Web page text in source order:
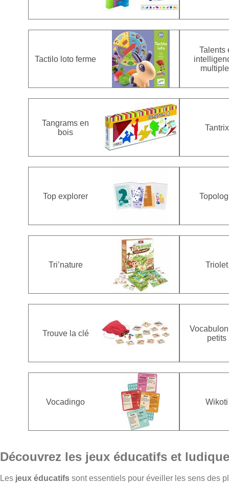
Tactilo loto ferme
Talents
Tangrams en
bois
Tantrix
Top explorer
Tri’nature Triolet
Trouve la clé
petits
Vocadingo Wikoti
Découvrez les jeux éducatifs et
Les jeux éducatifs sont essentiels pour éveiller les sens des